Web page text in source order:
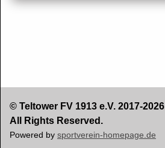
© Teltower FV 1913 e.V. 2017-2026
All Rights Reserved.
Powered by sportverein-homepage.de